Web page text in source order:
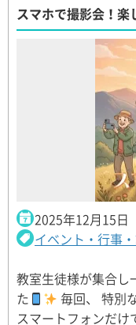
スマホで撮影会！楽
2025年12月15日
イベント・行事
教室生徒様が集合し
た
毎回、 特別
スマートフォンだ